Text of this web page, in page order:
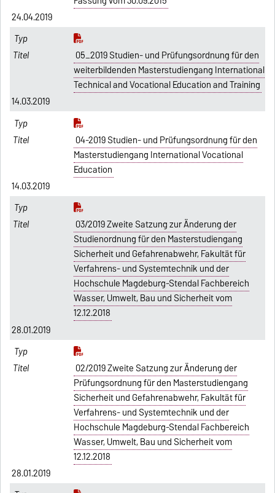
24.04.2019
05_2019 Studien- und Prüfungsordnung für den
weiterbildenden Masterstudiengang International
Technical and Vocational Education and Training
14.03.2019
04-2019 Studien- und Prüfungsordnung für den
Masterstudiengang International Vocational
Education
14.03.2019
03/2019 Zweite Satzung zur Änderung der
Studienordnung für den Masterstudiengang
Sicherheit und Gefahrenabwehr, Fakultät für
Verfahrens- und Systemtechnik und der
Hochschule Magdeburg-Stendal Fachbereich
Wasser, Umwelt, Bau und Sicherheit vom
12.12.2018
28.01.2019
02/2019 Zweite Satzung zur Änderung der
Prüfungsordnung für den Masterstudiengang
Sicherheit und Gefahrenabwehr, Fakultät für
Verfahrens- und Systemtechnik und der
Hochschule Magdeburg-Stendal Fachbereich
Wasser, Umwelt, Bau und Sicherheit vom
12.12.2018
28.01.2019